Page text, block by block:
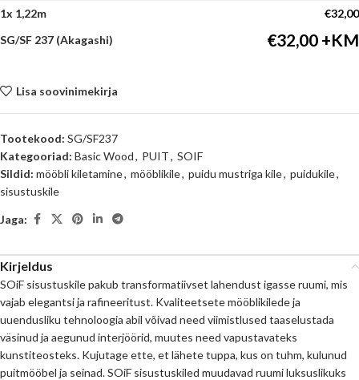
1x €32,00
SG/SF 237 (Akagashi)
€32,00
Lisa soovinimekirja
Tootekood: SG/SF237
Kategooriad: Basic Wood, PUIT, SOIF
Sildid: mööbli kiletamine, mööblikile, puidu mustriga kile, puidukile,
sisustuskile
Jaga:
Kirjeldus
SOiF sisustuskile pakub transformatiivset lahendust igasse ruumi, mis
vajab elegantsi ja rafineeritust. Kvaliteetsete mööblikilede ja
uuendusliku tehnoloogia abil võivad need viimistlused taaselustada
väsinud ja aegunud interjöörid, muutes need vapustavateks
kunstiteosteks. Kujutage ette, et lähete tuppa, kus on tuhm, kulunud
puitmööbel ja seinad. SOiF sisustuskiled muudavad ruumi luksuslikuks